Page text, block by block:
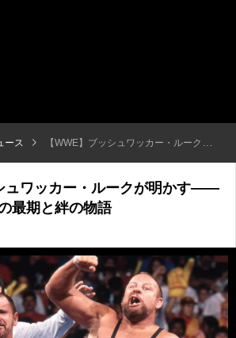
ース 【WWE】ブッシュワッカー・ルークが明かす――相棒ブッチ、涙の最期と絆の物語
ュワッカー・ルークが明かす――
最期と絆の物語